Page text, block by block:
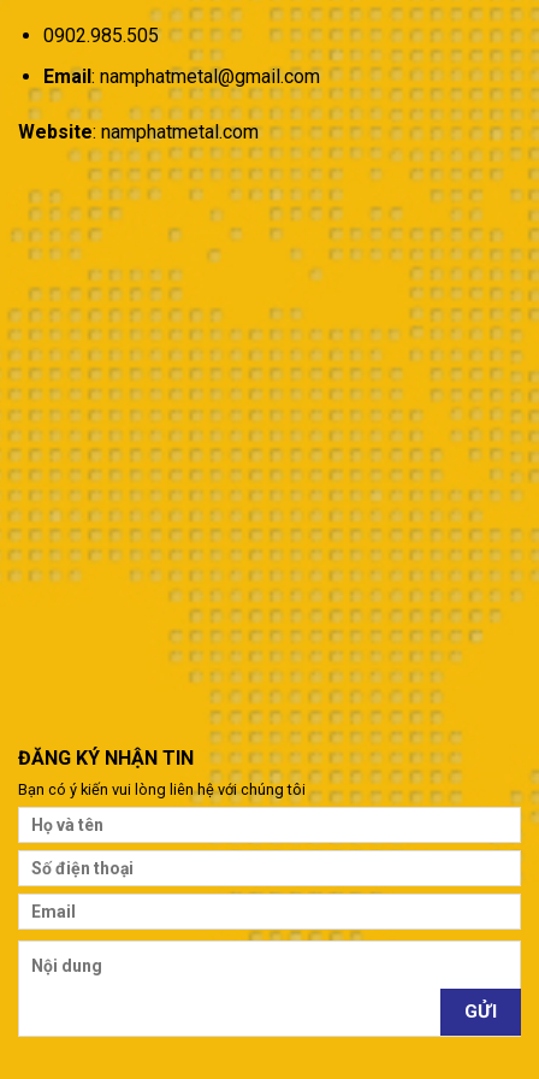
0902.985.505
Email : namphatmetal@gmail.com
Website: namphatmetal.com
ĐĂNG KÝ NHẬN TIN
Bạn có ý kiến vui lòng liên hệ với chúng tôi